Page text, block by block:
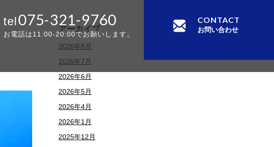
075-321-9760
お電話は11:00-20:00でお願いします。
CONTACT
お問い合わせ
アーカイブ
2026年8月
2026年7月
2026年6月
2026年5月
2026年4月
2026年1月
2025年12月